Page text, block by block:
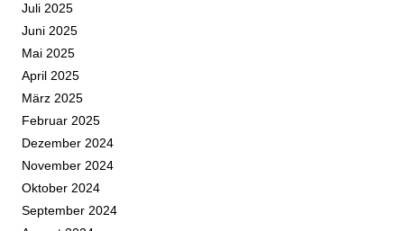
Juli 2025
Juni 2025
Mai 2025
April 2025
März 2025
Februar 2025
Dezember 2024
November 2024
Oktober 2024
September 2024